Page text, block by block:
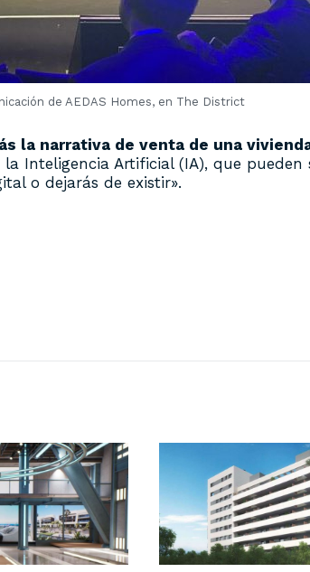
de AEDAS Homes, en The District
la narrativa de venta de una
Inteligencia Artificial (IA), que pueden
o dejarás de existir».